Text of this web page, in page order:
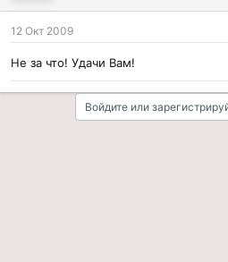
12 Окт 2009
Не за что! Удачи Вам!
Войдите или